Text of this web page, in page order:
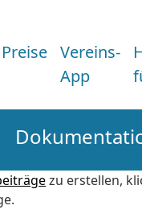
Preise Vereins-
App
zu erstellen,